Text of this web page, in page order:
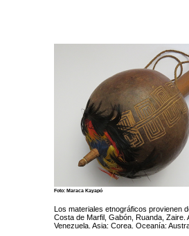
Foto: Maraca Kayapó Foto:
Los materiales etnográficos provienen
Costa de Marfil, Gabón, Ruanda, Zaire.
Venezuela. Asia: Corea. Oceanía: